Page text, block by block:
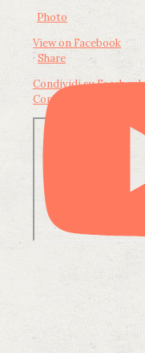
Photo
View on Facebook
· Share
Condividi su Facebook
Condividi su LinkedIn